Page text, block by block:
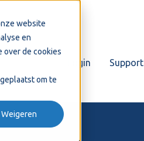
website
en
over de cookies
om te
Weigeren
Login Support